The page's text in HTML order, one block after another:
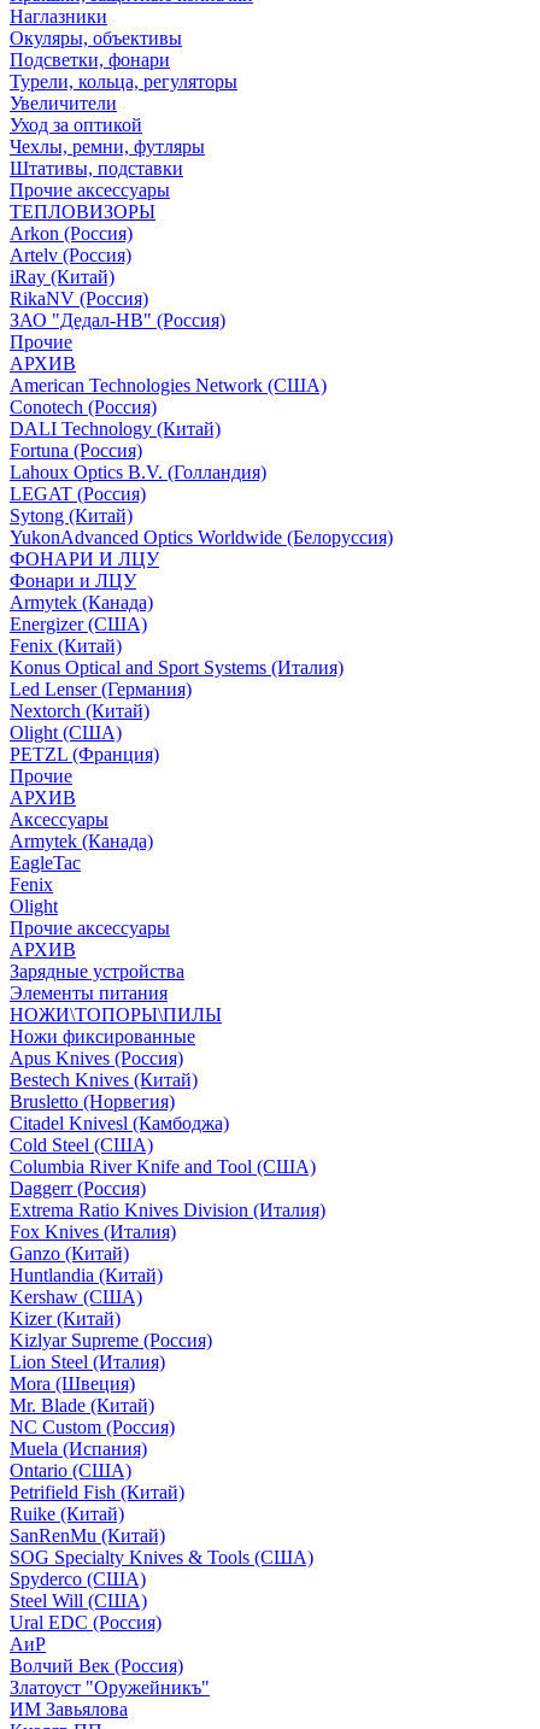
Наглазники
Окуляры, объективы
Подсветки, фонари
Турели, кольца, регуляторы
Увеличители
Уход за оптикой
Чехлы, ремни, футляры
Штативы, подставки
Прочие аксессуары
ТЕПЛОВИЗОРЫ
Arkon (Россия)
Artelv (Россия)
iRay (Китай)
RikaNV (Россия)
ЗАО "Дедал-НВ" (Россия)
Прочие
АРХИВ
American Technologies Network (США)
Conotech (Россия)
DALI Technology (Китай)
Fortuna (Россия)
Lahoux Optics B.V. (Голландия)
LEGAT (Россия)
Sytong (Китай)
YukonAdvanced Optics Worldwide (Белоруссия)
ФОНАРИ И ЛЦУ
Фонари и ЛЦУ
Armytek (Канада)
Energizer (США)
Fenix (Китай)
Konus Optical and Sport Systems (Италия)
Led Lenser (Германия)
Nextorch (Китай)
Olight (США)
PETZL (Франция)
Прочие
АРХИВ
Аксессуары
Armytek (Канада)
EagleTac
Fenix
Olight
Прочие аксессуары
АРХИВ
Зарядные устройства
Элементы питания
НОЖИ\ТОПОРЫ\ПИЛЫ
Ножи фиксированные
Apus Knives (Россия)
Bestech Knives (Китай)
Brusletto (Норвегия)
Citadel Knivesl (Камбоджа)
Cold Steel (США)
Columbia River Knife and Tool (США)
Daggerr (Россия)
Extrema Ratio Knives Division (Италия)
Fox Knives (Италия)
Ganzo (Китай)
Huntlandia (Китай)
Kershaw (США)
Kizer (Китай)
Kizlyar Supreme (Россия)
Lion Steel (Италия)
Mora (Швеция)
Mr. Blade (Китай)
NC Custom (Россия)
Muela (Испания)
Ontario (США)
Petrifield Fish (Китай)
Ruike (Китай)
SanRenMu (Китай)
SOG Specialty Knives & Tools (США)
Spyderco (США)
Steel Will (США)
Ural EDC (Россия)
АиР
Волчий Век (Россия)
Златоуст "Оружейникъ"
ИМ Завьялова